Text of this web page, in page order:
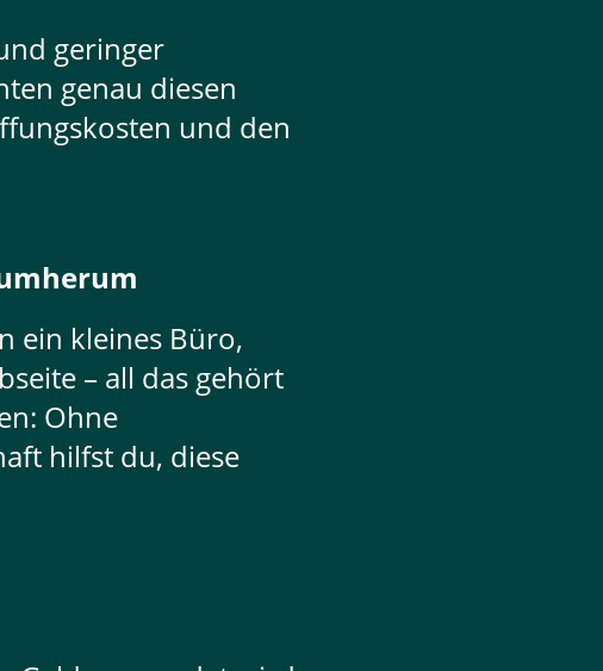
geringer
genau diesen
und den
ein kleines Büro,
– all das gehört
Ohne
hilfst du, diese